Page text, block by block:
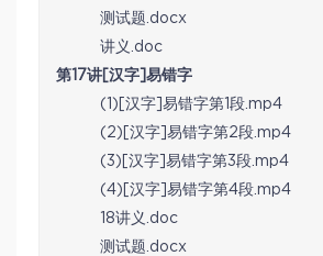
测试题.docx
讲义.doc
第17讲[汉字]易错字
(1)[汉字]易错字第1段.mp4
(2)[汉字]易错字第2段.mp4
(3)[汉字]易错字第3段.mp4
(4)[汉字]易错字第4段.mp4
18讲义.doc
测试题.docx